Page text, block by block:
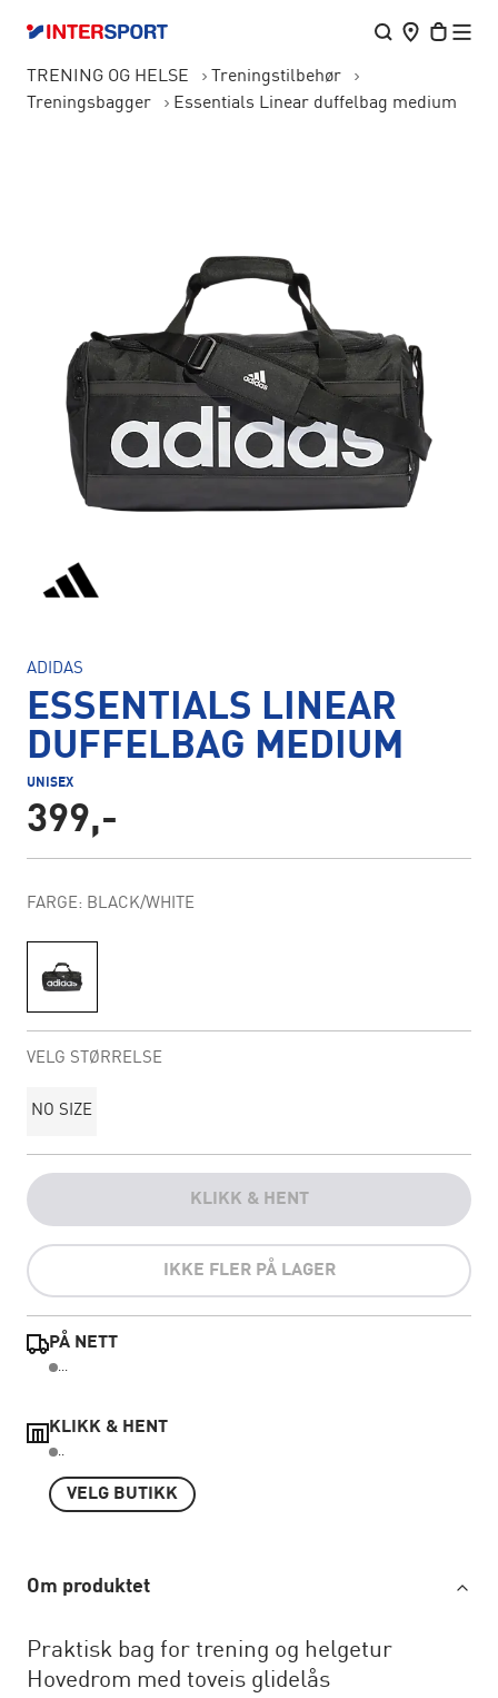
TRENING OG HELSE
Treningstilbehør
Treningsbagger
Essentials Linear duffelbag medium
ADIDAS
ESSENTIALS LINEAR
DUFFELBAG MEDIUM
UNISEX
399,-
FARGE: BLACK/WHITE
VELG STØRRELSE
NO SIZE
KLIKK & HENT
IKKE FLER PÅ LAGER
PÅ NETT
...
KLIKK & HENT
..
VELG BUTIKK
Om produktet
Praktisk bag for trening og helgetur
Hovedrom med toveis glidelås